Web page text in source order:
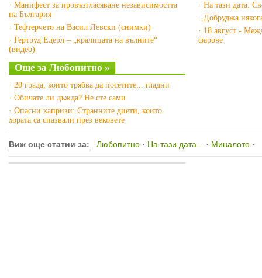
· Манифест за провъзгласяване независимостта
на България
· Тефтерчето на Васил Левски (снимки)
· Гертруд Едерл – „кралицата на вълните“
(видео)
· На тази дата:
· Добруджа
· 18 август -
фарове
Още за Любопитно »
· 20 града, които трябва да посетите... гладни
· Обичате ли дъжда? Не сте сами
· Опасни капризи: Странните диети, които
хората са спазвали през вековете
Виж още статии за: Любопитно · На тази дата... · Миналото ·